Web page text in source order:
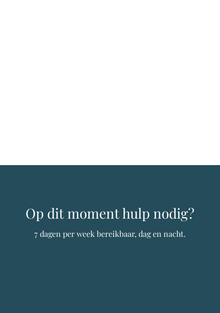
Op dit moment hulp nodig?
7 dagen per week bereikbaar, dag en nacht.